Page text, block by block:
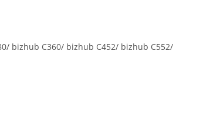
bizhub C360/ bizhub C452/ bizhub C552/